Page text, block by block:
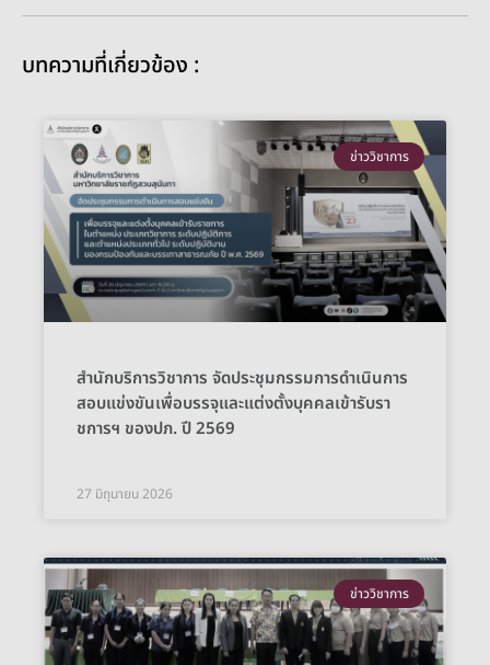
บทความที่เกี่ยวข้อง :
ข่าววิชาการ
สำนักบริการวิชาการ จัดประชุมกรรมการดำเนินการ
สอบแข่งขันเพื่อบรรจุและแต่งตั้งบุคคลเข้ารับรา
ชการฯ ของปภ. ปี 2569
27 มิถุนายน 2026
ข่าววิชาการ